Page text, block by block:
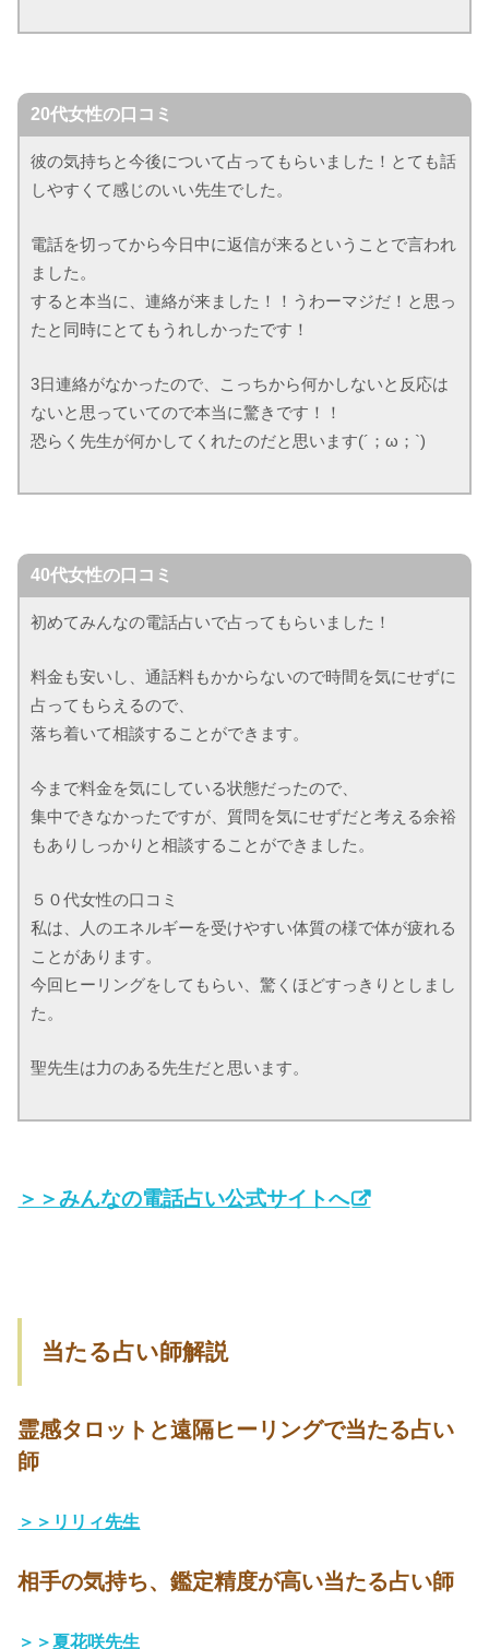
20代女性の口コミ
彼の気持ちと今後について占ってもらいました！とても話
しやすくて感じのいい先生でした。
電話を切ってから今日中に返信が来るということで言われ
ました。
すると本当に、連絡が来ました！！うわーマジだ！と思っ
たと同時にとてもうれしかったです！
3日連絡がなかったので、こっちから何かしないと反応は
ないと思っていてので本当に驚きです！！
恐らく先生が何かしてくれたのだと思います(´；ω；`)
40代女性の口コミ
初めてみんなの電話占いで占ってもらいました！
料金も安いし、通話料もかからないので時間を気にせずに
占ってもらえるので、
落ち着いて相談することができます。
今まで料金を気にしている状態だったので、
集中できなかったですが、質問を気にせずだと考える余裕
もありしっかりと相談することができました。
５０代女性の口コミ
私は、人のエネルギーを受けやすい体質の様で体が疲れる
ことがあります。
今回ヒーリングをしてもらい、驚くほどすっきりとしまし
た。
聖先生は力のある先生だと思います。
＞＞みんなの電話占い公式サイトへ
当たる占い師解説
霊感タロットと遠隔ヒーリングで当たる占い
師
＞＞リリィ先生
相手の気持ち、鑑定精度が高い当たる占い師
＞＞夏花咲先生